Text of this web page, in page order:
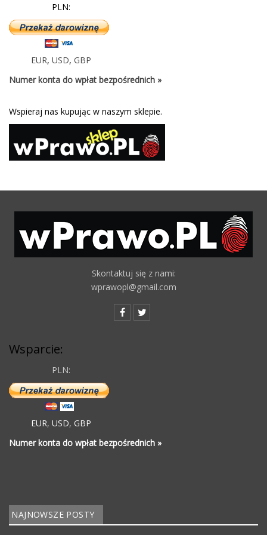
PLN:
EUR, USD, GBP
Numer konta do wpłat bezpośrednich »
Wspieraj nas kupując w naszym sklepie.
Skontaktuj się z nami:
wprawopl@gmail.com
Wsparcie:
PLN:
EUR, USD, GBP
Numer konta do wpłat bezpośrednich »
NAJNOWSZE POSTY